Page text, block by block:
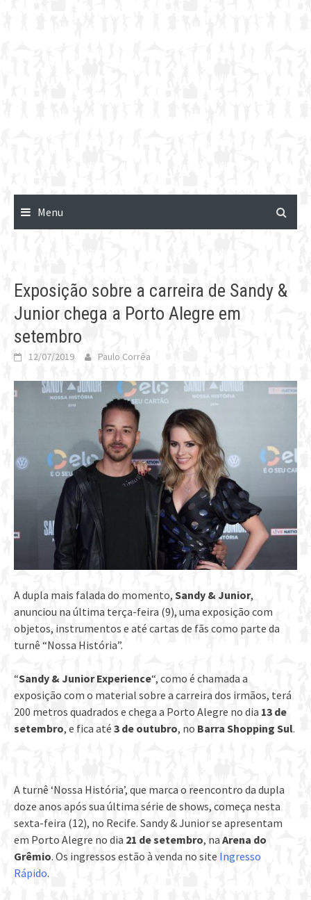
Menu
Exposição sobre a carreira de Sandy &
Junior chega a Porto Alegre em
setembro
12/07/2019 Paulo Corrêa
A dupla mais falada do momento, Sandy & Junior,
anunciou na última terça-feira (9), uma exposição com
objetos, instrumentos e até cartas de fãs como parte da
turnê “Nossa História”.
“Sandy & Junior Experience“, como é chamada a
exposição com o material sobre a carreira dos irmãos, terá
200 metros quadrados e chega a Porto Alegre no dia 13 de
setembro, e fica até 3 de outubro, no Barra Shopping Sul.
A turnê ‘Nossa História’, que marca o reencontro da dupla
doze anos após sua última série de shows, começa nesta
sexta-feira (12), no Recife. Sandy & Junior se apresentam
em Porto Alegre no dia 21 de setembro, naArena do
Grêmio. Os ingressos estão à venda no site Ingresso
Rápido.